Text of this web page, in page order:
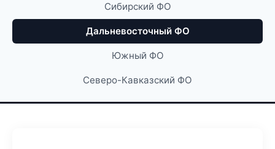
Сибирский ФО
Дальневосточный ФО
Южный ФО
Северо-Кавказский ФО